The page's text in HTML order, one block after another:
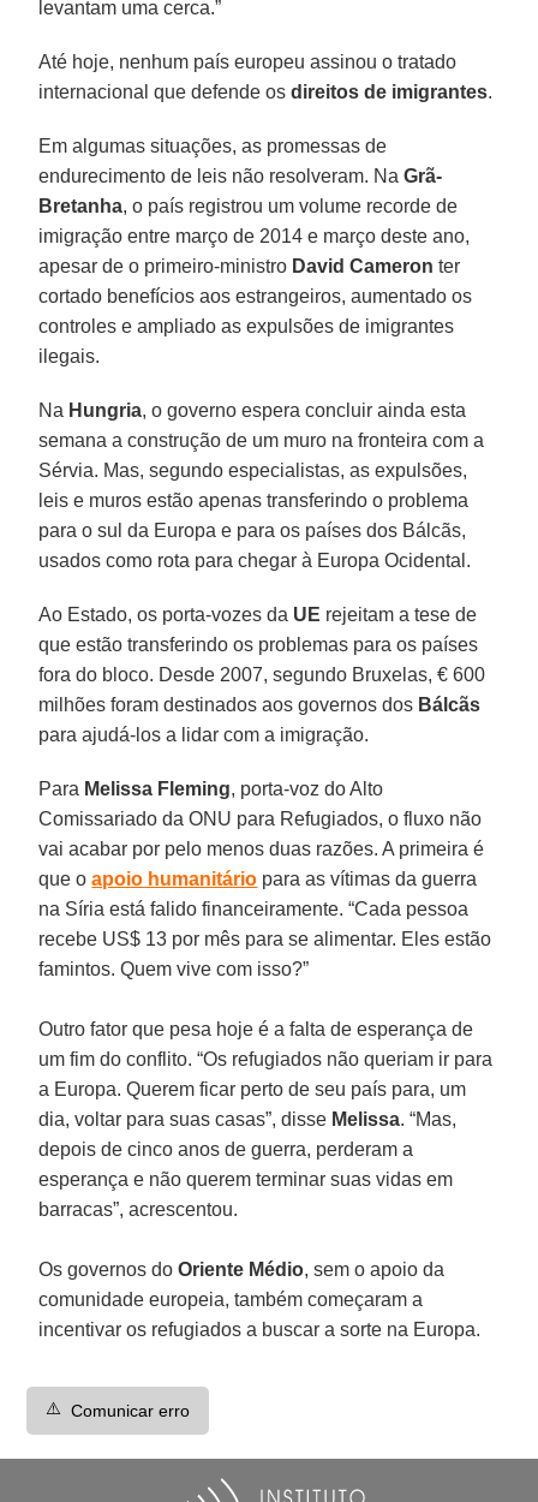
levantam uma cerca.”
Até hoje, nenhum país europeu assinou o tratado
internacional que defende osdireitos de imigrantes.
Em algumas situações, as promessas de
endurecimento de leis não resolveram. NaGrã-
Bretanha, o país registrou um volume recorde de
imigração entre março de 2014 e março deste ano,
apesar de o primeiro-ministro David Cameron ter
cortado benefícios aos estrangeiros, aumentado os
controles e ampliado as expulsões de imigrantes
ilegais.
Na Hungria, o governo espera concluir ainda esta
semana a construção de um muro na fronteira com a
Sérvia. Mas, segundo especialistas, as expulsões,
leis e muros estão apenas transferindo o problema
para o sul da Europa e para os países dos Bálcãs,
usados como rota para chegar à Europa Ocidental.
Ao Estado, os porta-vozes da UE rejeitam a tese de
que estão transferindo os problemas para os países
fora do bloco. Desde 2007, segundo Bruxelas, € 600
milhões foram destinados aos governos dos Bálcãs
para ajudá-los a lidar com a imigração.
Para Melissa Fleming, porta-voz do Alto
Comissariado da ONU para Refugiados, o fluxo não
vai acabar por pelo menos duas razões. A primeira é
que oapoio humanitário para as vítimas da guerra
na Síria está falido financeiramente. “Cada pessoa
recebe US$ 13 por mês para se alimentar. Eles estão
famintos. Quem vive com isso?”
Outro fator que pesa hoje é a falta de esperança de
um fim do conflito. “Os refugiados não queriam ir para
a Europa. Querem ficar perto de seu país para, um
dia, voltar para suas casas”, disse Melissa. “Mas,
depois de cinco anos de guerra, perderam a
esperança e não querem terminar suas vidas em
barracas”, acrescentou.
Os governos do Oriente Médio, sem o apoio da
comunidade europeia, também começaram a
incentivar os refugiados a buscar a sorte na Europa.
⚠️ Comunicar erro